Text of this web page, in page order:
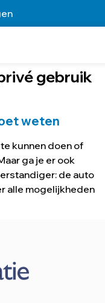
gebruik
weten
kunnen doen of
ga je er ook
de auto
alle mogelijkheden